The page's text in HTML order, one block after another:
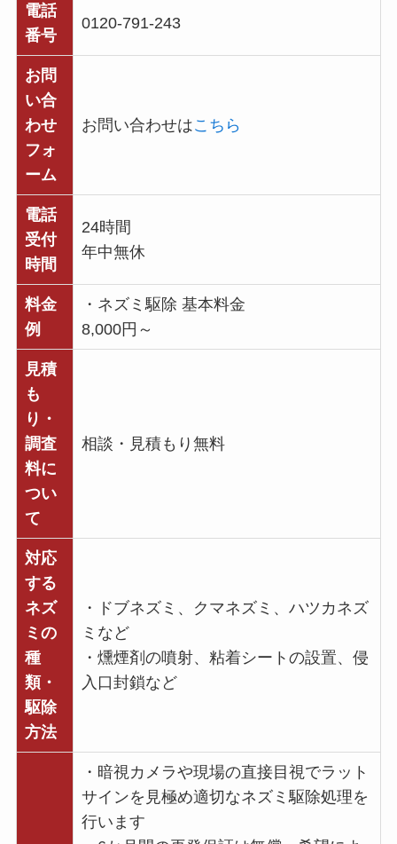
電話
番号
0120-791-243
お問
い合
わせ
フォ
ーム
お問い合わせはこちら
電話
受付
時間
24時間
年中無休
料金
例
・ネズミ駆除 基本料金
8,000円～
見積
も
り・
調査
料に
つい
て
相談・見積もり無料
対応
する
ネズ
ミの
種
類・
駆除
方法
・ドブネズミ、クマネズミ、ハツカネズ
ミなど
・燻煙剤の噴射、粘着シートの設置、侵
入口封鎖など
・暗視カメラや現場の直接目視でラット
サインを見極め適切なネズミ駆除処理を
行います